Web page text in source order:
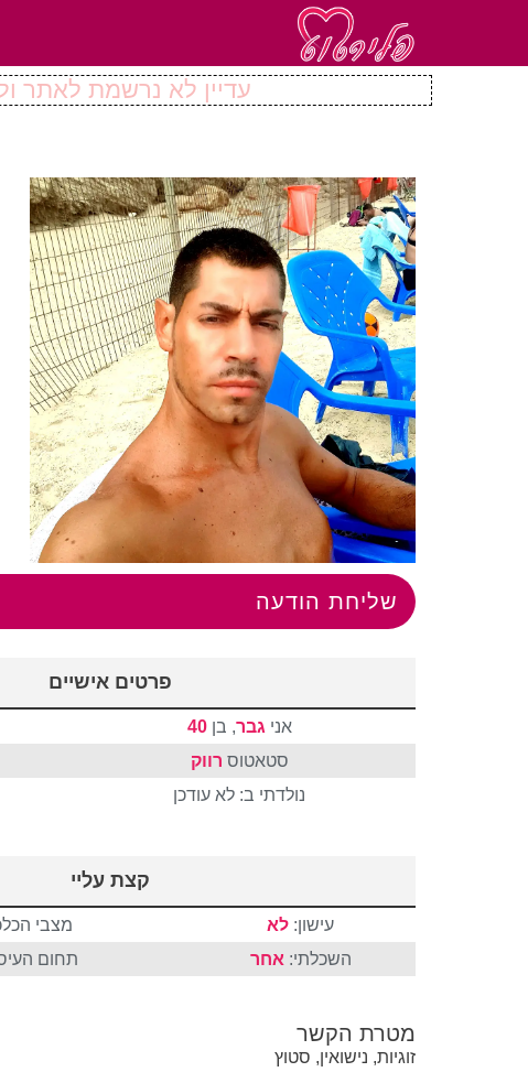
עדיין לא נרשמת לאתר
שליחת הודעה
פרטים אישיים
אני גבר, בן40
סטאטוס רווק
נולדתי ב: לא עודכן
קצת עליי
עישון: לא מצבי
השכלתי: אחר תחום
מטרת הקשר
זוגיות, נישואין, סטוץ